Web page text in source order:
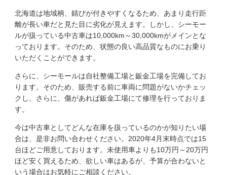
北海道は地域柄、錆びが付きやすくなるため、あまり走行距
離が長い車だと見た目に劣化が見えます。しかし、シーモー
ルが扱っている中古車は10,000km～30,000kmがメインとな
っております。そのため、状態の良い高品質なものにお乗り
いただくことができます。
さらに、シーモールは自社整備工場と鈑金工場を完備してお
ります。そのため、販売する前に車両に問題がないかチェッ
クし、さらに、傷があれば鈑金工場にて修理を行っておりま
す。
今は中古車としてどんな在庫を扱っているのかが知りたい場
合は、是非お問い合わせください。2020年4月末時点では15
台ほどご用意しております。未使用車よりも10万円～20万円
ほど安く買えるため、欲しい車はあるが、予算が合わないと
いう場合はお気軽にご相談ください。